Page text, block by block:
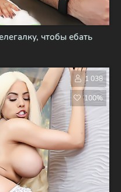
чтобы ебать
1 038
100%